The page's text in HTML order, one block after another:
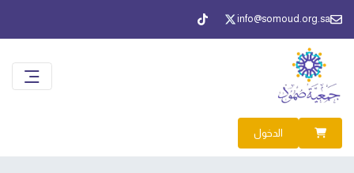
info@somoud.org.sa
الدخول